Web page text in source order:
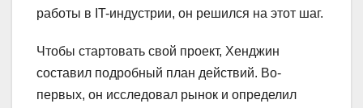
работы в IT-индустрии, он решился на этот шаг.
Чтобы стартовать свой проект, Хенджин
составил подробный план действий. Во-
первых, он исследовал рынок и определил